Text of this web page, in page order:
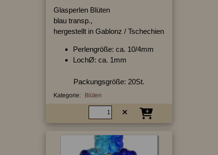
Glasperlen Blüten
blau transp.,
hergestellt in Gablonz / Tschechien
Perlengröße: ca. 10/4mm
LochØ: ca. 1mm
Packungsgröße: 20St.
Kategorie: Blüten